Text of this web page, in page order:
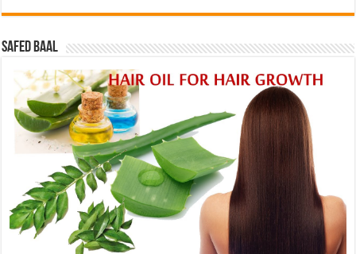
Safed baal